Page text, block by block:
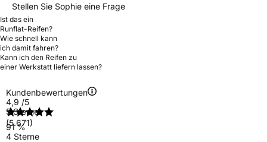
Stellen Sie Sophie eine Frage
Ist das ein
Runflat-Reifen?
Wie schnell kann
ich damit fahren?
Kann ich den Reifen zu
einer Werkstatt liefern lassen?
Kundenbewertungen
4,9 /5
(5.671)
5 Sterne
91 %
4 Sterne